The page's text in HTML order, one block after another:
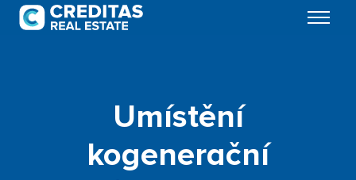
Menu
Umístění
kogenerační